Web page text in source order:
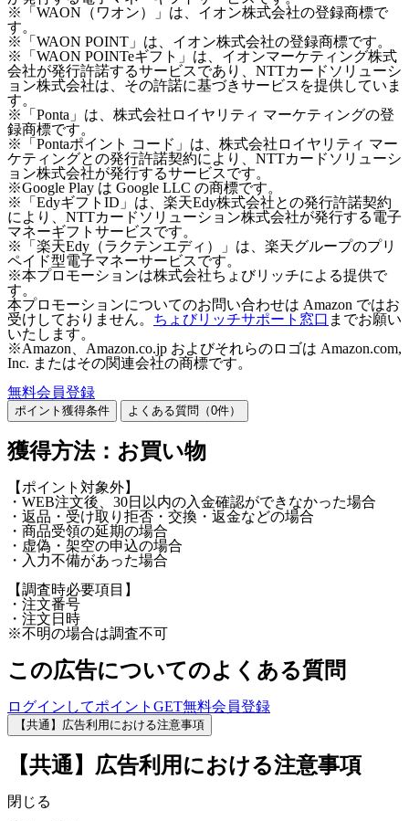
※「WAON（ワオン）」は、イオン株式会社の登録商標で
す。
※「WAON POINT」は、イオン株式会社の登録商標です。
※「WAON POINTeギフト」は、イオンマーケティング株式
会社が発行許諾するサービスであり、NTTカードソリューシ
ョン株式会社は、その許諾に基づきサービスを提供していま
す。
※「Ponta」は、株式会社ロイヤリティ マーケティングの登
録商標です。
※「Pontaポイント コード」は、株式会社ロイヤリティ マー
ケティングとの発行許諾契約により、NTTカードソリューシ
ョン株式会社が発行するサービスです。
※Google Play は Google LLC の商標です。
※「EdyギフトID」は、楽天Edy株式会社との発行許諾契約
により、NTTカードソリューション株式会社が発行する電子
マネーギフトサービスです。
※「楽天Edy（ラクテンエディ）」は、楽天グループのプリ
ペイド型電子マネーサービスです。
※本プロモーションは株式会社ちょびリッチによる提供で
す。
本プロモーションについてのお問い合わせは Amazon ではお
受けしておりません。 ちょびリッチサポート窓口 までお願い
いたします。
※Amazon、Amazon.co.jp およびそれらのロゴは Amazon.com,
Inc. またはその関連会社の商標です。
無料会員登録
ポイント獲得条件 よくある質問（0件）
獲得方法：お買い物
【ポイント対象外】
・WEB注文後、30日以内の入金確認ができなかった場合
・返品・受け取り拒否・交換・返金などの場合
・商品受領の延期の場合
・虚偽・架空の申込の場合
・入力不備があった場合
【調査時必要項目】
・注文番号
・注文日時
※不明の場合は調査不可
この広告についてのよくある質問
ログインしてポイントGET無料会員登録
【共通】広告利用における注意事項
【共通】広告利用における注意事項
閉じる